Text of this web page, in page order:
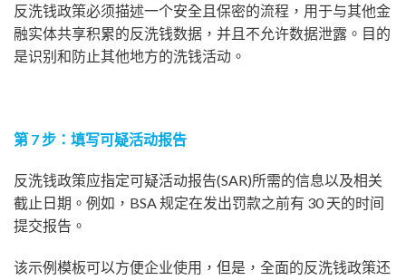
反洗钱政策必须描述一个安全且保密的流程，用于与其他金
融实体共享积累的反洗钱数据，并且不允许数据泄露。目的
是识别和防止其他地方的洗钱活动。
第 7 步：填写可疑活动报告
反洗钱政策应指定可疑活动报告(SAR)所需的信息以及相关
截止日期。例如，BSA 规定在发出罚款之前有 30 天的时间
提交报告。
该示例模板可以方便企业使用，但是，全面的反洗钱政策还